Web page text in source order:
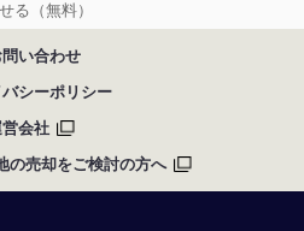
る（無料）
問い合わせ
シーポリシー
会社
の売却をご検討の方へ